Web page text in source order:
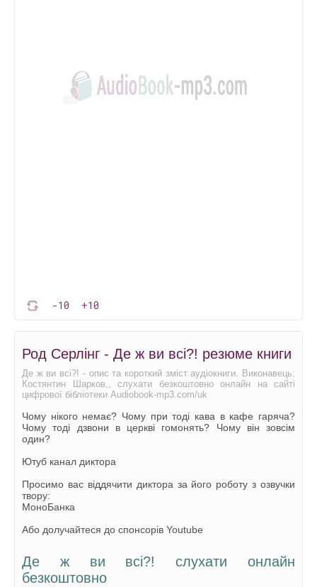
-10 +10
Род Серлінг - Де ж ви всі?! резюме книги
Де ж ви всі?! - опис та короткий зміст аудіокниги. Виконавець:
Костянтин Шарков,, слухати безкоштовно онлайн на сайті
цифрової бібліотеки Audiobook-mp3.com/uk
Чому нікого немає? Чому при тоді кава в кафе гаряча?
Чому тоді дзвони в церкві гомонять? Чому він зовсім
один?
Ютуб канал диктора
Просимо вас віддячити диктора за його роботу з озвучки
твору:
МоноБанка
Або долучайтеся до спонсорів Youtube
Де ж ви всі?! слухати онлайн
безкоштовно